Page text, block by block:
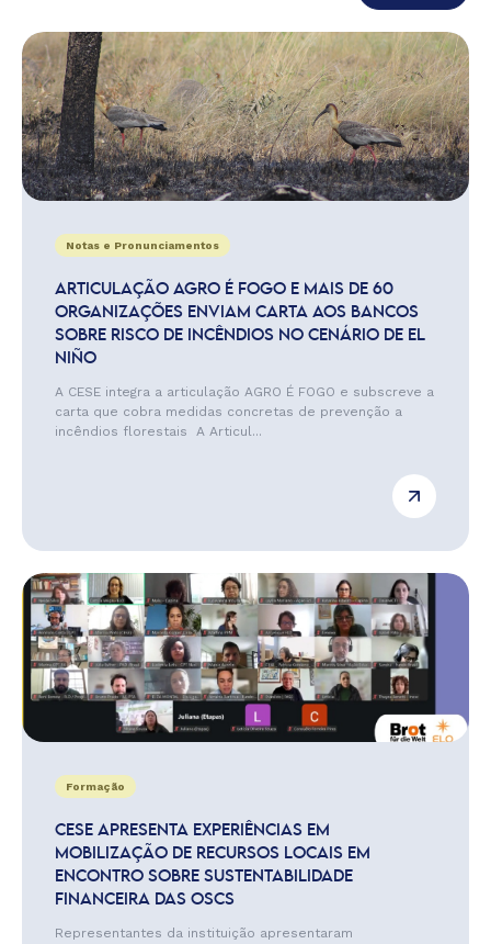
Notas e Pronunciamentos
ARTICULAÇÃO AGRO É FOGO E MAIS DE 60
ORGANIZAÇÕES ENVIAM CARTA AOS BANCOS
SOBRE RISCO DE INCÊNDIOS NO CENÁRIO DE EL
NIÑO
A CESE integra a articulação AGRO É FOGO e subscreve a
carta que cobra medidas concretas de prevenção a
incêndios florestais A Articul...
Formação
CESE APRESENTA EXPERIÊNCIAS EM
MOBILIZAÇÃO DE RECURSOS LOCAIS EM
ENCONTRO SOBRE SUSTENTABILIDADE
FINANCEIRA DAS OSCS
Representantes da instituição apresentaram